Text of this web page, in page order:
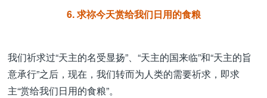
6. 求祢今天赏给我们日用的食粮
我们祈求过“天主的名受显扬”、“天主的国来临”和“天主的旨
意承行”之后，现在，我们转而为人类的需要祈求，即求
主“赏给我们日用的食粮”。